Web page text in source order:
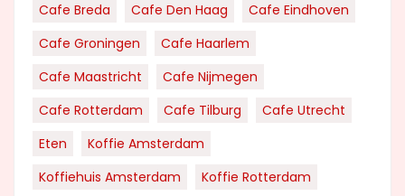
Cafe Breda
Cafe Den Haag
Cafe Eindhoven
Cafe Groningen
Cafe Haarlem
Cafe Maastricht
Cafe Nijmegen
Cafe Rotterdam
Cafe Tilburg
Cafe Utrecht
Eten
Koffie Amsterdam
Koffiehuis Amsterdam
Koffie Rotterdam